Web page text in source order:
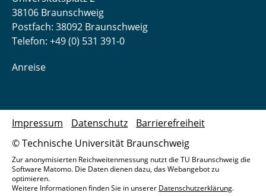
38106 Braunschweig
Postfach: 38092 Braunschweig
Telefon: +49 (0) 531 391-0
Anreise
© Technische Universität Braunschweig
Impressum Datenschutz Barrierefreiheit
Zur anonymisierten Reichweitenmessung nutzt die TU Braunschweig die
Software Matomo. Die Daten dienen dazu, das Webangebot zu
optimieren.
Weitere Informationen finden Sie in unserer Datenschutzerklärung.